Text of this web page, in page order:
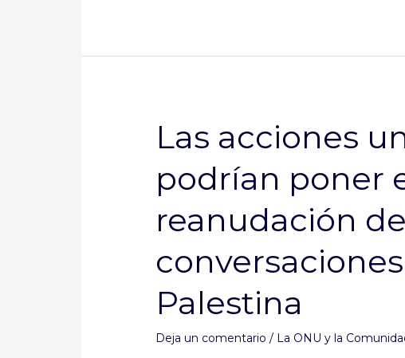
Las acciones
podrían poner
reanudación
Palestina
Deja un comentario / La ONU y la
Las
acciones
unilaterales
podrían
en
la
reanudación
de
las